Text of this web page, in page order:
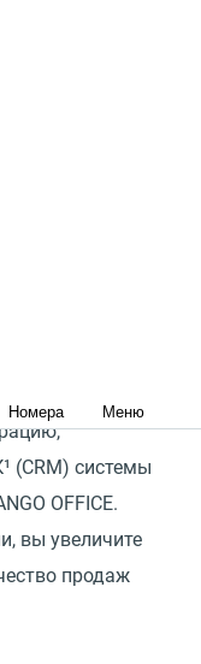
Номера Меню
впечатление
сотрудник
обращения,
(CRM) системы
OFFICE.
вы увеличите
продаж